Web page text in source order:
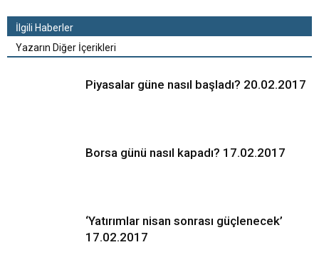
İlgili Haberler
Yazarın Diğer İçerikleri
Piyasalar güne nasıl başladı? 20.02.2017
Borsa günü nasıl kapadı? 17.02.2017
‘Yatırımlar nisan sonrası güçlenecek’
17.02.2017